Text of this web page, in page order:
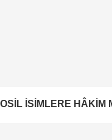
ISIMLERE HÂKIM